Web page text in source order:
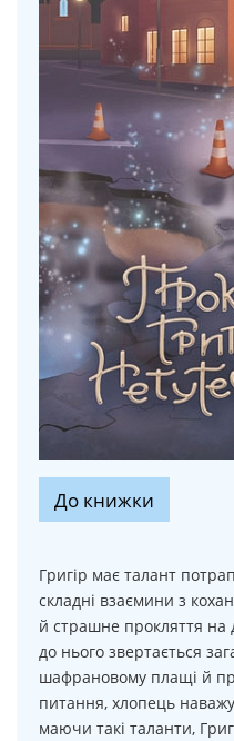
До книжки
Григір має талант
складні взаємини з
й страшне прокляття на
до нього звертається
шафрановому плащі й
питання, хлопець
маючи такі таланти,